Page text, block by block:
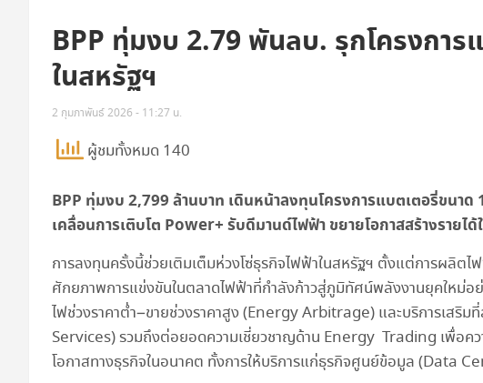
BPP ทุ่มงบ 2.79 พันลบ. รุกโครงกา
ในสหรัฐฯ
2 กุมภาพันธ์ 2026 - 11:27 น.
ผู้ชมทั้งหมด 140
BPP ทุ่มงบ 2,799 ล้านบาท เดินหน้าลงทุนโครงการแบตเตอรี่ขนาด
เคลื่อนการเติบโต Power+ รับดีมานด์ไฟฟ้า ขยายโอกาสสร้างรายไ
การลงทุนครั้งนี้ช่วยเติมเต็มห่วงโซ่ธุรกิจไฟฟ้าในสหรัฐฯ ตั้งแต่การผลิตไ
ศักยภาพการแข่งขันในตลาดไฟฟ้าที่กำลังก้าวสู่ภูมิทัศน์พลังงานยุคใหม่อย่
ไฟช่วงราคาต่ำ–ขายช่วงราคาสูง (Energy Arbitrage) และบริการเสริ
Services) รวมถึงต่อยอดความเชี่ยวชาญด้าน Energy Trading เพื่อค
โอกาสทางธุรกิจในอนาคต ทั้งการให้บริการแก่ธุรกิจศูนย์ข้อมูล (Data